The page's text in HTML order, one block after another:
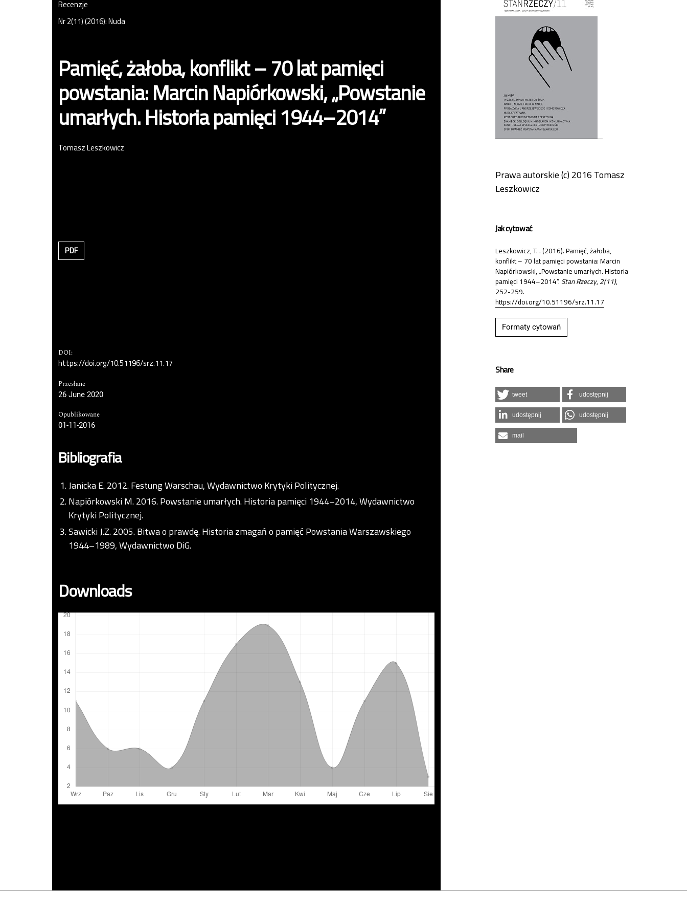
Recenzje
Nr 2(11) (2016): Nuda
Pamięć, żałoba, konflikt – 70 lat pamięci
powstania: Marcin Napiórkowski, „Powstanie
umarłych. Historia pamięci 1944–2014”
Tomasz Leszkowicz
PDF
DOI:
https://doi.org/10.51196/srz.11.17
Przesłane
26 June 2020
Opublikowane
01-11-2016
Bibliografia
Janicka E. 2012. Festung Warschau, Wydawnictwo Krytyki Politycznej.
Napiórkowski M. 2016. Powstanie umarłych. Historia pamięci 1944–2014, Wydawnictwo
Krytyki Politycznej.
Sawicki J.Z. 2005. Bitwa o prawdę. Historia zmagań o pamięć Powstania Warszawskiego
1944–1989, Wydawnictwo DiG.
Downloads
Prawa autorskie (c) 2016 Tomasz
Leszkowicz
Jak cytować
Leszkowicz, T. . (2016). Pamięć, żałoba,
konflikt – 70 lat pamięci powstania: Marcin
Napiórkowski, „Powstanie umarłych. Historia
pamięci 1944–2014”.Stan Rzeczy,2(11),
252-259.
https://doi.org/10.51196/srz.11.17
Formaty cytowań
Share
tweet udostępnij
udostępnij udostępnij
mail